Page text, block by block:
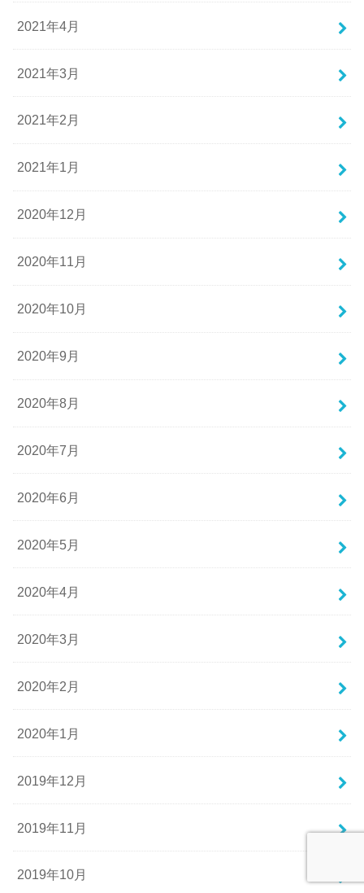
2021年4月
2021年3月
2021年2月
2021年1月
2020年12月
2020年11月
2020年10月
2020年9月
2020年8月
2020年7月
2020年6月
2020年5月
2020年4月
2020年3月
2020年2月
2020年1月
2019年12月
2019年11月
2019年10月